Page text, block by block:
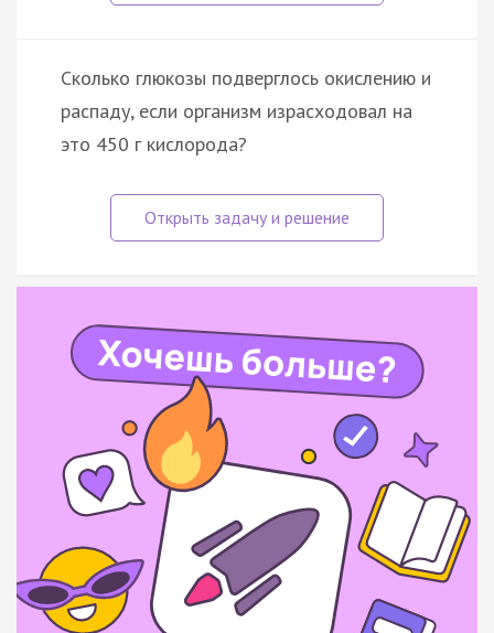
Сколько глюкозы подверглось окислению и
распаду, если организм израсходовал на
это 450 г кислорода?